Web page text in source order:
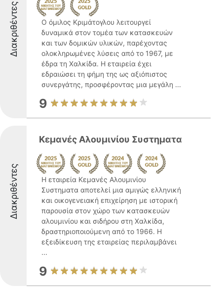
Διακριθέντες
Ο όμιλος Κριμάτογλου λειτουργεί
δυναμικά στον τομέα των κατασκευών
και των δομικών υλικών, παρέχοντας
ολοκληρωμένες λύσεις από το 1967, με
έδρα τη Χαλκίδα. Η εταιρεία έχει
εδραιώσει τη φήμη της ως αξιόπιστος
συνεργάτης, προσφέροντας μια μεγάλη ...
9
Διακριθέντες
Κεμανές Αλουμινίου Συστηματα
Η εταιρεία Κεμανές Αλουμινίου
Συστηματα αποτελεί μια αμιγώς ελληνική
και οικογενειακή επιχείρηση με ιστορική
παρουσία στον χώρο των κατασκευών
αλουμινίου και σιδήρου στη Χαλκίδα,
δραστηριοποιούμενη από το 1966. Η
εξειδίκευση της εταιρείας περιλαμβάνει
...
9